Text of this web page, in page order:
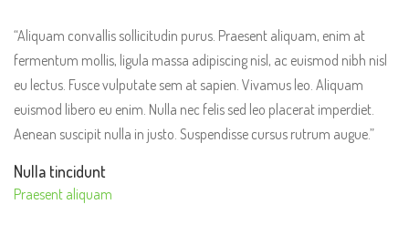
“Aliquam convallis sollicitudin purus. Praesent aliquam, enim at
fermentum mollis, ligula massa adipiscing nisl, ac euismod nibh nisl
eu lectus. Fusce vulputate sem at sapien. Vivamus leo. Aliquam
euismod libero eu enim. Nulla nec felis sed leo placerat imperdiet.
Aenean suscipit nulla in justo. Suspendisse cursus rutrum augue.”
Nulla tincidunt
Praesent aliquam